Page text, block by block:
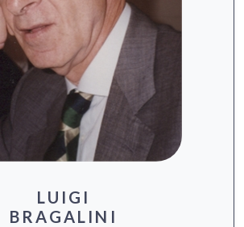
LUIGI
BRAGALINI